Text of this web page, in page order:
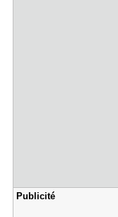
Publicité